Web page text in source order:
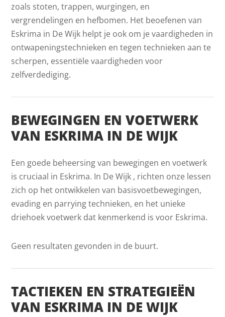
zoals stoten, trappen, wurgingen, en
vergrendelingen en hefbomen. Het beoefenen van
Eskrima in De Wijk helpt je ook om je vaardigheden in
ontwapeningstechnieken en tegen technieken aan te
scherpen, essentiële vaardigheden voor
zelfverdediging.
BEWEGINGEN EN VOETWERK
VAN ESKRIMA IN DE WIJK
Een goede beheersing van bewegingen en voetwerk
is cruciaal in Eskrima. In De Wijk , richten onze lessen
zich op het ontwikkelen van basisvoetbewegingen,
evading en parrying technieken, en het unieke
driehoek voetwerk dat kenmerkend is voor Eskrima.
Geen resultaten gevonden in de buurt.
TACTIEKEN EN STRATEGIEËN
VAN ESKRIMA IN DE WIJK